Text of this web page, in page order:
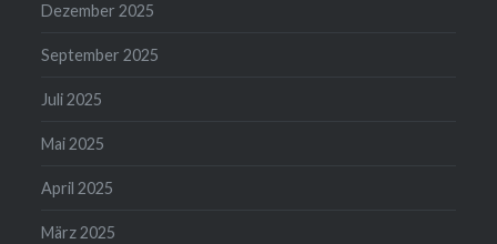
Dezember 2025
September 2025
Juli 2025
Mai 2025
April 2025
März 2025